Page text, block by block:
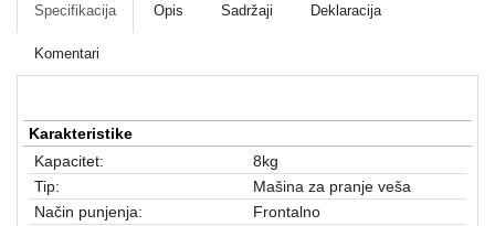
Fotoaparati
kamere
Kućni
aparati
Software
Specifikacija Opis Sadržaji Deklaracija
Komentari
Karakteristike
Kapacitet:
8kg
Tip:
Mašina za pranje veša
Način punjenja:
Frontalno